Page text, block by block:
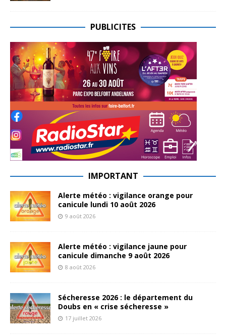
PUBLICITES
IMPORTANT
Alerte météo : vigilance orange pour
canicule lundi 10 août 2026
9 août 2026
Alerte météo : vigilance jaune pour
canicule dimanche 9 août 2026
8 août 2026
Sécheresse 2026 : le département du
Doubs en « crise sécheresse »
17 juillet 2026